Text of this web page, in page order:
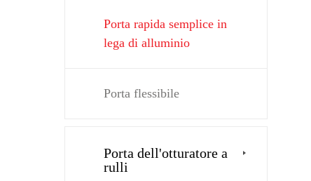
Porta rapida semplice in
lega di alluminio
Porta flessibile
Porta dell'otturatore a
rulli